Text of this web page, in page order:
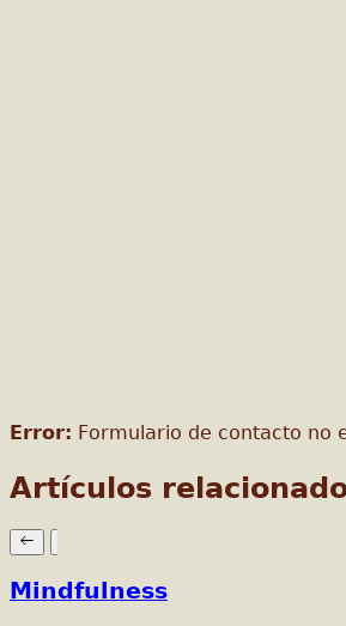
Error: Formulario de contacto no
Artículos
Mindfulness